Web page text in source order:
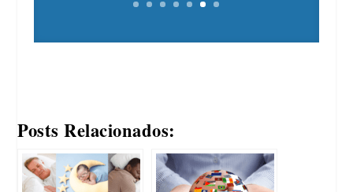
Posts Relacionados: